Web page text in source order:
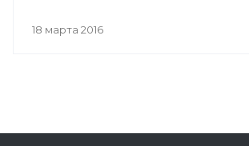
санатории», посвященная 80 –
18 марта 2016